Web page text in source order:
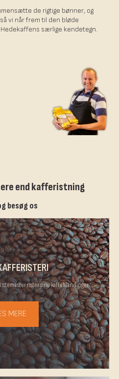
de rigtige bønner, og
vi når frem til den bløde
særlige kendetegn.
end kafferistning
besøg os
rister sine kaffeblandinger
MERE